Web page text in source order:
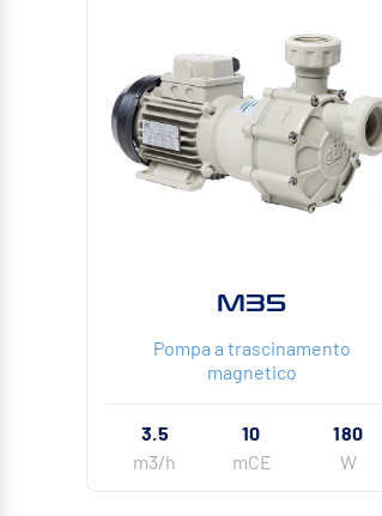
M35
Pompa a trascinamento
magnetico
3.5
m3/h
10
mCE
180
W